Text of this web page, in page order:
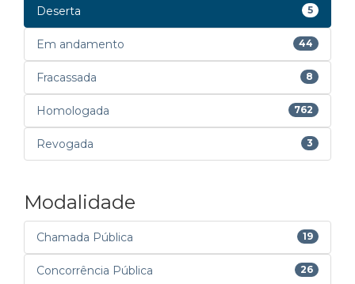
Deserta 5
Em andamento 44
Fracassada 8
Homologada 762
Revogada 3
Modalidade
Chamada Pública 19
Concorrência Pública 26